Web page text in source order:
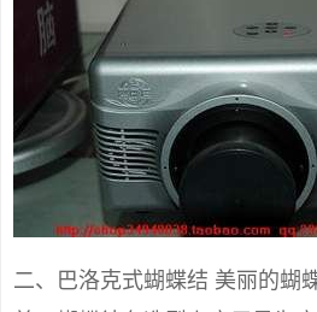
二、巴洛克式蝴蝶结 美丽的蝴